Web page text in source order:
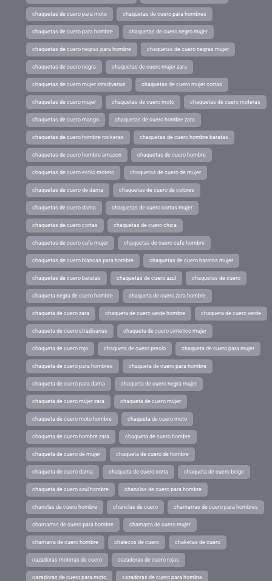
chaquetas de cuero para moto chaquetas de cuero para hombres
chaquetas de cuero para hombre chaquetas de cuero negro mujer
chaquetas de cuero negras para hombre chaquetas de cuero negras mujer
chaquetas de cuero negra chaquetas de cuero mujer zara
chaquetas de cuero mujer stradivarius chaquetas de cuero mujer cortas
chaquetas de cuero mujer chaquetas de cuero moto chaquetas de cuero moteras
chaquetas de cuero mango chaquetas de cuero hombre zara
chaquetas de cuero hombre rockeras chaquetas de cuero hombre baratas
chaquetas de cuero hombre amazon chaquetas de cuero hombre
chaquetas de cuero estilo motero chaquetas de cuero de mujer
chaquetas de cuero de dama chaquetas de cuero de colores
chaquetas de cuero dama chaquetas de cuero cortas mujer
chaquetas de cuero cortas chaquetas de cuero chica
chaquetas de cuero cafe mujer chaquetas de cuero cafe hombre
chaquetas de cuero blancas para hombre chaquetas de cuero baratas mujer
chaquetas de cuero baratas chaquetas de cuero azul chaquetas de cuero
chaqueta negra de cuero hombre chaqueta de cuero zara hombre
chaqueta de cuero zara chaqueta de cuero verde hombre chaqueta de cuero verde
chaqueta de cuero stradivarius chaqueta de cuero sintetico mujer
chaqueta de cuero roja chaqueta de cuero precio chaqueta de cuero para mujer
chaqueta de cuero para hombres chaqueta de cuero para hombre
chaqueta de cuero para dama chaqueta de cuero negra mujer
chaqueta de cuero mujer zara chaqueta de cuero mujer
chaqueta de cuero moto hombre chaqueta de cuero moto
chaqueta de cuero hombre zara chaqueta de cuero hombre
chaqueta de cuero de mujer chaqueta de cuero de hombre
chaqueta de cuero dama chaqueta de cuero corta chaqueta de cuero beige
chaqueta de cuero azul hombre chanclas de cuero para hombre
chanclas de cuero hombre chanclas de cuero chamarras de cuero para hombres
chamarras de cuero para hombre chamarra de cuero mujer
chamarra de cuero hombre chalecos de cuero chaketas de cuero
cazadoras moteras de cuero cazadoras de cuero rojas
cazadoras de cuero para moto cazadoras de cuero para hombre